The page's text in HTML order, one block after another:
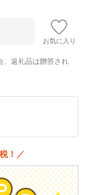
お気に入り
、返礼品は贈答され
！／